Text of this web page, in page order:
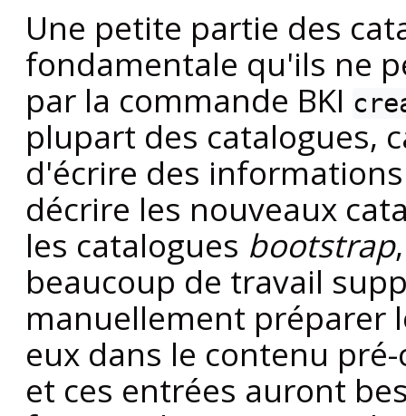
Une petite partie des
fondamentale qu'ils ne
par la commande BKI
plupart des catalogues,
d'écrire des
décrire les nouveaux
les catalogues bootstrap
beaucoup de travail
manuellement préparer
eux dans le contenu
et ces entrées auront